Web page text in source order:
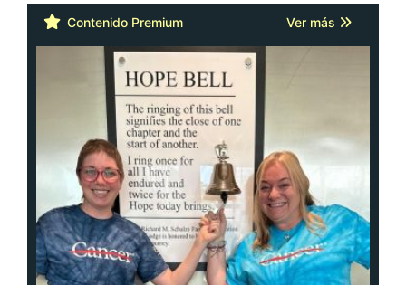
Contenido Premium Ver más